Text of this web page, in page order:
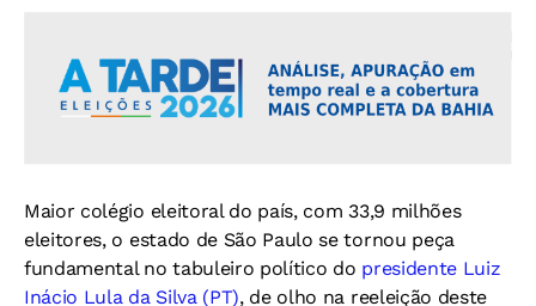
Maior colégio eleitoral do país, com 33,9 milhões
eleitores, o estado de São Paulo se tornou peça
fundamental no tabuleiro político do presidente Luiz
Inácio Lula da Silva (PT), de olho na reeleição deste